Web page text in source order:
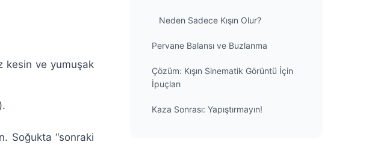
kesin ve yumuşak
Soğukta “sonraki
Neden Sadece Kışın Olur?
Pervane Balansı ve Buzlanma
Çözüm: Kışın Sinematik Görüntü İçin
İpuçları
Kaza Sonrası: Yapıştırmayın!